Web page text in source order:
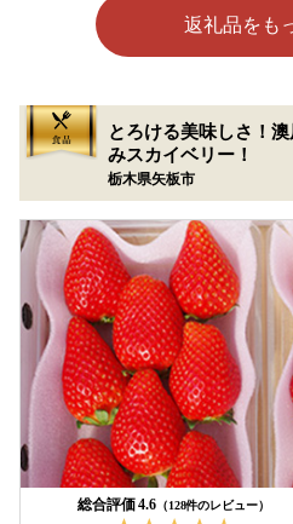
返礼品をも
とろける美味しさ！
みスカイベリー！
栃木県矢板市
総合評価 4.6（128件のレビュー）